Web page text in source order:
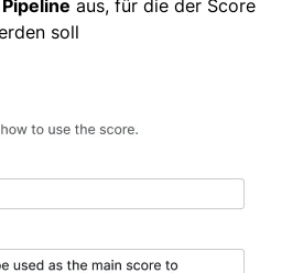
Pipeline aus, für die der Score
soll